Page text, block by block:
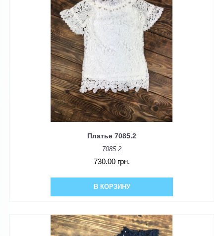
Платье 7085.2
7085.2
730.00 грн.
В КОРЗИНУ